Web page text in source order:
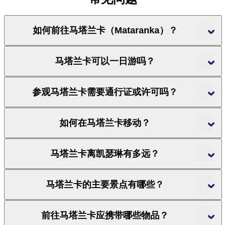
如何前往马塔兰卡（Mataranka）？
马塔兰卡可以一日游吗？
参观马塔兰卡需要通行证或许可吗？
如何在马塔兰卡移动？
马塔兰卡离凯瑟琳有多远？
马塔兰卡的主要景点有哪些？
前往马塔兰卡应携带哪些物品？